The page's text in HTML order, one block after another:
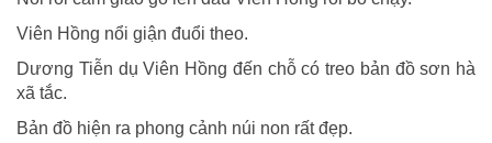
Viên Hồng nổi giận đuổi theo.
Dương Tiễn dụ Viên Hồng đến chỗ có treo bản đồ sơn hà
xã tắc.
Bản đồ hiện ra phong cảnh núi non rất đẹp.